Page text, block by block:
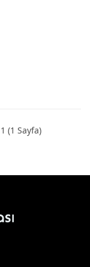
(1 Sayfa)